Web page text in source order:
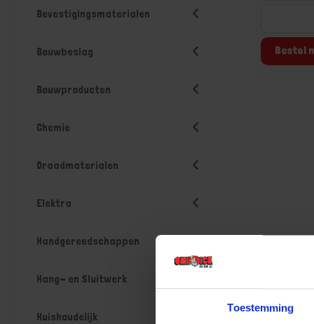
Toestemming
Bevestigingsmaterialen
Bouwbeslag
Bouwproducten
Chemie
Draadmaterialen
Elektra
Handgereedschappen
Hang- en Sluitwerk
Huishoudelijk
Bestel